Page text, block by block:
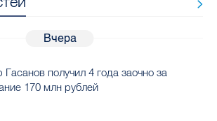
Вчера
Гасанов получил 4 года заочно за
170 млн рублей